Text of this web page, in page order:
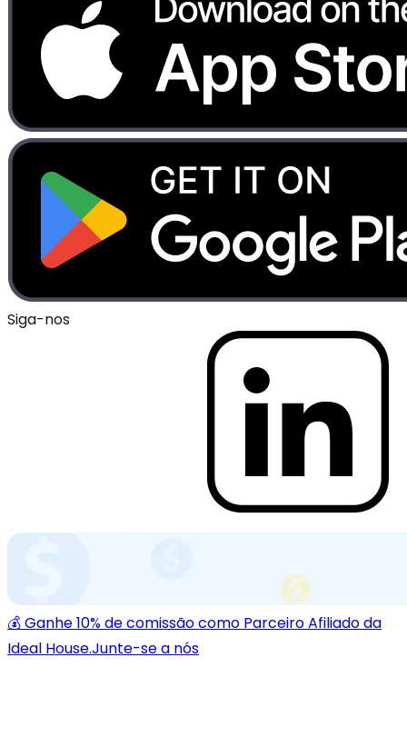
Siga-nos
💰 Ganhe 10% de comissão como Parceiro Afiliado da
Ideal House.Junte-se a nós